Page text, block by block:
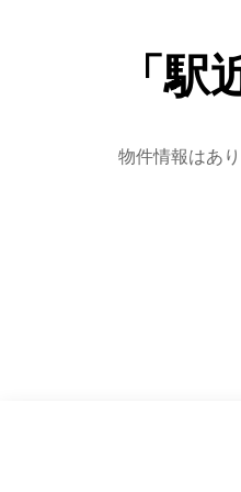
「駅
物件情報はあり